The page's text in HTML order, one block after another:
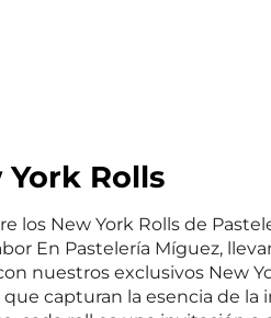
York Rolls
los New York Rolls de
En Pastelería Míguez,
nuestros exclusivos New
que capturan la esencia de la